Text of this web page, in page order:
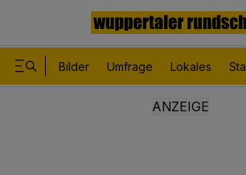
Bilder Umfrage Lokales